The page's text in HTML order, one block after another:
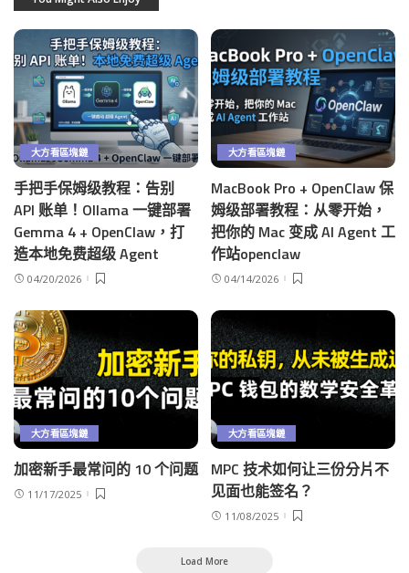
大方看區塊鏈
手把手保姆级教程：告别
API 账单！Ollama 一键部署
Gemma 4 + OpenClaw，打
造本地免费超级 Agent
04/20/2026
大方看區塊鏈
MacBook Pro + OpenClaw 保
姆级部署教程：从零开始，
把你的 Mac 变成 AI Agent 工
作站openclaw
04/14/2026
大方看區塊鏈
加密新手最常问的 10 个问题
11/17/2025
大方看區塊鏈
MPC 技术如何让三份分片不
见面也能签名？
11/08/2025
Load More